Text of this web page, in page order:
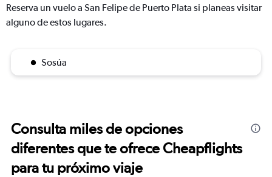
Reserva un vuelo a San Felipe de Puerto Plata si planeas visitar
alguno de estos lugares.
Sosúa
Consulta miles de opciones
diferentes que te ofrece Cheapflights
para tu próximo viaje